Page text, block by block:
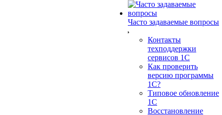
Часто задаваемые вопросы
Контакты
техподдержки
сервисов 1С
Как проверить
версию программы
1С?
Типовое обновление
1С
Восстановление